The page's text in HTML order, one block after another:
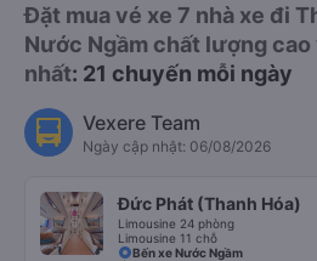
Đặt mua vé xe 7 nhà xe đi
Nước Ngầm chất lượng cao
nhất: 21 chuyến mỗi ngày
Vexere Team
Ngày cập nhật: 06/08/2026
Đức Phát (Thanh Hóa)
Limousine 24 phòng
Limousine 11 chỗ
Bến xe Nước Ngầm